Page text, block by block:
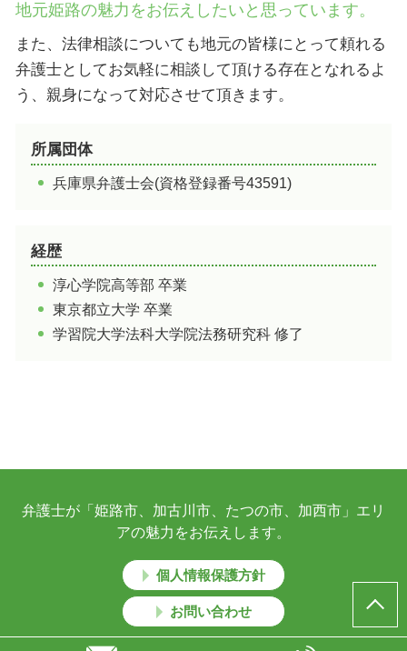
姫路 御座候 工場見学
破磐神社 青い光
男山八幡宮 姫路城
姫路 すごい場所 有名
吉備真備 広峯神社
たつの市 釣り
たつの市 ご当地グルメ
姫路市 人口
たつの市 道の駅
姫路市 お祭り
たつの市 アスレチック
地元姫路の魅力をお伝えしたいと思っています。
また、法律相談についても地元の皆様にとって頼れる
弁護士としてお気軽に相談して頂ける存在となれるよ
う、親身になって対応させて頂きます。
所属団体
兵庫県弁護士会(資格登録番号43591)
経歴
淳心学院高等部 卒業
東京都立大学 卒業
学習院大学法科大学院法務研究科 修了
弁護士が「姫路市、加古川市、たつの市、加西市」エリ
アの魅力をお伝えします。
個人情報保護方針
お問い合わせ